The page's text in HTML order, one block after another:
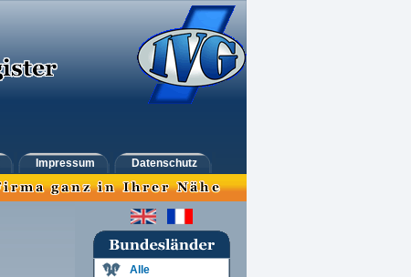
Impressum Datenschutz
Alle